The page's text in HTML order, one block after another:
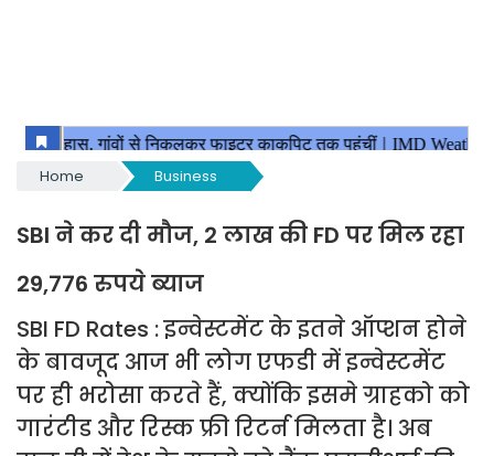
Home Business
SBI ने कर दी मौज, 2 लाख की FD पर मिल रहा
29,776 रुपये ब्याज
SBI FD Rates : इन्वेस्टमेंट के इतने ऑप्शन होने
के बावजूद आज भी लोग एफडी में इन्वेस्टमेंट
पर ही भरोसा करते हैं, क्योंकि इसमे ग्राहको को
गारंटीड और रिस्क फ्री रिटर्न मिलता है। अब